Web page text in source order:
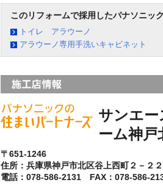
このリフォームで採用したパナソニッ
トイレ アラウーノ
アラウーノ専用手洗いキャビネット
サンエー
ーム神戸
〒651-1246
住所：兵庫県神戸市北区谷上西町２－２２
電話：078-586-2131 FAX：078-586-